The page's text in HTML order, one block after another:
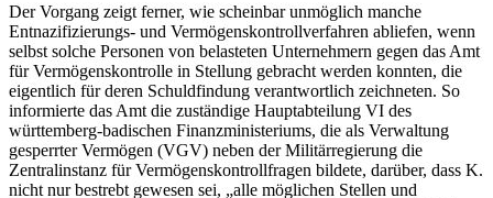
Der Vorgang zeigt ferner, wie scheinbar unmöglich manche
Entnazifizierungs- und Vermögenskontrollverfahren abliefen, wenn
selbst solche Personen von belasteten Unternehmern gegen das Amt
für Vermögenskontrolle in Stellung gebracht werden konnten, die
eigentlich für deren Schuldfindung verantwortlich zeichneten. So
informierte das Amt die zuständige Hauptabteilung VI des
württemberg-badischen Finanzministeriums, die als Verwaltung
gesperrter Vermögen (VGV) neben der Militärregierung die
Zentralinstanz für Vermögenskontrollfragen bildete, darüber, dass K.
nicht nur bestrebt gewesen sei, „alle möglichen Stellen und